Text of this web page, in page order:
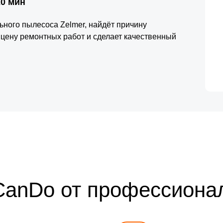
пылесоса Zelmer, найдёт причину
ремонтных работ и сделает качественный
от